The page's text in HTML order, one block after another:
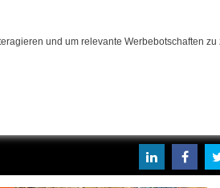
und um relevante Werbebotschaften